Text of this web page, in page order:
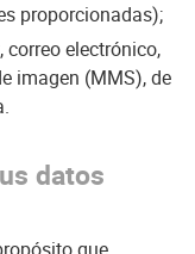
proporcionadas);
electrónico,
imagen (MMS), de
datos